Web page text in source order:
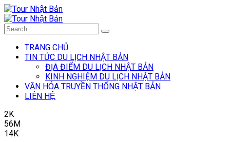
TRANG CHỦ
TIN TỨC DU LỊCH NHẬT BẢN
ĐỊA ĐIỂM DU LỊCH NHẬT BẢN
KINH NGHIỆM DU LỊCH NHẬT BẢN
VĂN HÓA TRUYỀN THỐNG NHẬT BẢN
LIÊN HỆ
2K
56M
14K